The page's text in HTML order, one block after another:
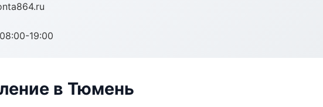
19:00
в Тюмень